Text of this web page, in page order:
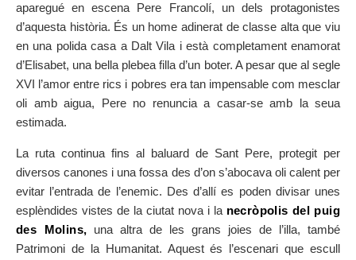
aparegué en escena Pere Francolí, un dels protagonistes
d’aquesta història. És un home adinerat de classe alta que viu
en una polida casa a Dalt Vila i està completament enamorat
d’Elisabet, una bella plebea filla d’un boter. A pesar que al segle
XVI l’amor entre rics i pobres era tan impensable com mesclar
oli amb aigua, Pere no renuncia a casar-se amb la seua
estimada.
La ruta continua fins al baluard de Sant Pere, protegit per
diversos canones i una fossa des d’on s’abocava oli calent per
evitar l’entrada de l’enemic. Des d’allí es poden divisar unes
esplèndides vistes de la ciutat nova i la necròpolis del puig
des Molins, una altra de les grans joies de l’illa, també
Patrimoni de la Humanitat. Aquest és l’escenari que escull